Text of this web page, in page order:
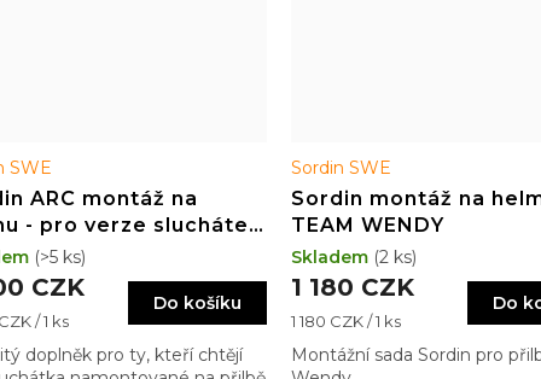
SWE
ARC montáž na
- pro verze sluchátek
SFA
CZK
/ 1 ks
Do košíku
doplněk pro ty, kteří chtějí
(>5 ks)
Sordin SWE
Sordin montáž na
TEAM WENDY
1 180 CZK
Měrná
1 180 CZK / 1 ks
Do
Montážní sada Sordin pro
Skladem (2 ks)